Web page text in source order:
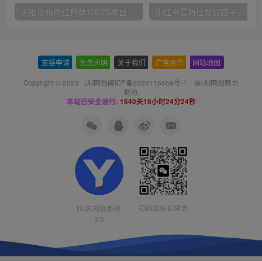
无限接码撸红包单号0.75项目无偿分享给你【揭秘】
友链申请 免责声明 关于我们 广告合作 网站地图
Copyright © 2023 · UU网创闽ICP备2025115559号-1 · 由UU网创强力
驱动.
本站已安全运行: 1640天18小时24分25秒
UU云网创系统
3.0
扫码加站长微信